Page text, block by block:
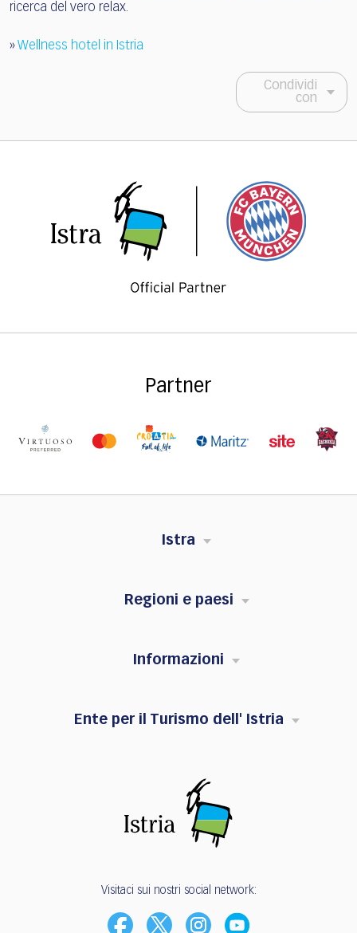
ricerca del vero relax.
»Wellness hotel in Istria
Condividi
con
Partner
Istra
Regioni e paesi
Informazioni
Ente per il Turismo dell' Istria
Visitaci sui nostri social network: